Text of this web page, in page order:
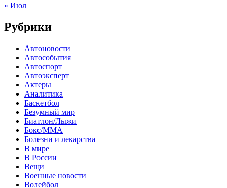
« Июл
Рубрики
Автоновости
Автособытия
Автоспорт
Автоэксперт
Актеры
Аналитика
Баскетбол
Безумный мир
Биатлон/Лыжи
Бокс/MMA
Болезни и лекарства
В мире
В России
Вещи
Военные новости
Волейбол